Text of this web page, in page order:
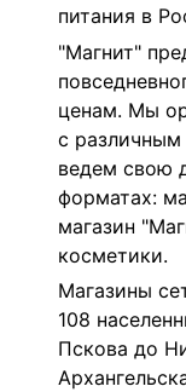
питания в
"Магнит"
ценам. Мы
с
ведем свою
форматах:
магазин
косметики.
Магазины
108
Пскова до